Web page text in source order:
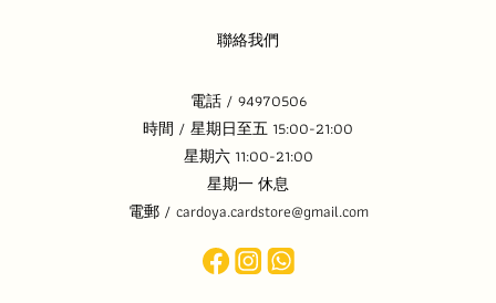
聯絡我們
電話 / 94970506
時間 / 星期日至五 15:00-21:00
星期六 11:00-21:00
星期一 休息
電郵 / cardoya.cardstore@gmail.com